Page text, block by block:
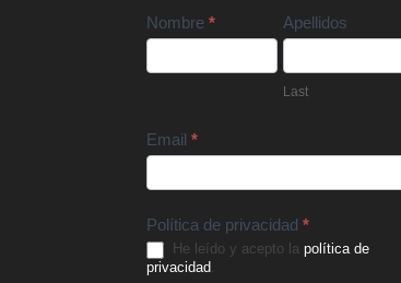
Contact
Us
Nombre* Apellidos
Last
Email*
Política de privacidad*
He leído y acepto lapolítica de
privacidad.